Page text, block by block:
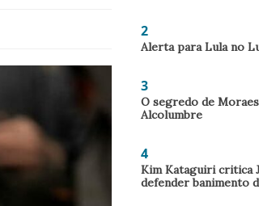
2
Alerta para Lula no
3
O segredo de
Alcolumbre
4
Kim Kataguiri critica
defender banimento